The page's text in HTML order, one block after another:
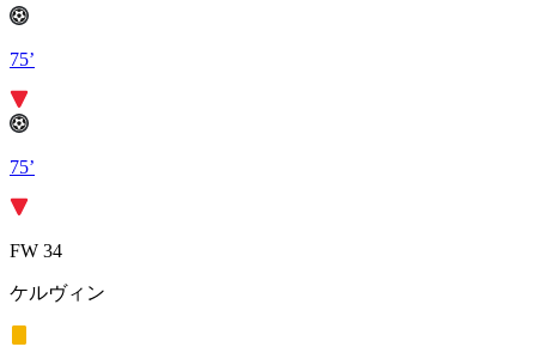
75’
75’
FW 34
ケルヴィン